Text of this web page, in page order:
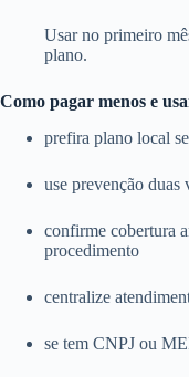
Usar no primeiro
plano.
Como pagar menos e
prefira plano local
use prevenção duas
confirme cobertura
procedimento
centralize
se tem CNPJ ou